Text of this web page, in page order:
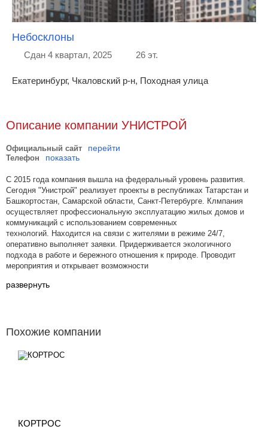
Небосклоны
Сдан 4 квартал, 2025 26 эт.
Екатеринбург, Чкаловский р-н, Походная улица
Описание компании УНИСТРОЙ
Официальный сайт перейти
Телефон показать
С 2015 года компания вышла на федеральный уровень развития.
Сегодня "Унистрой" реализует проекты в республиках Татарстан и
Башкортостан, Самарской области, Санкт-Петербурге. Клмпания
осуществляет профессиональную эксплуатацию жилых домов и
коммуникаций с использованием современных
технологий. Находится на связи с жителями в режиме 24/7,
оперативно выполняет заявки. Придерживается экологичного
подхода в работе и бережного отношения к природе. Проводит
мероприятия и открывает возможности
развернуть
Похожие компании
КОРТРОС